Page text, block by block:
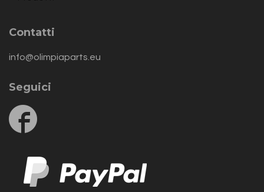
Contatti
info@olimpiaparts.eu
Seguici
us